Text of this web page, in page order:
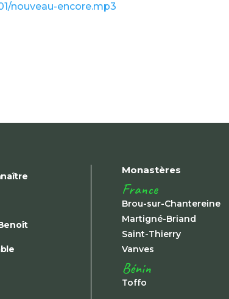
nouveau-encore.mp3
Monastères
France
Brou-sur-Chantereine
Martigné-Briand
Saint-Thierry
Vanves
Bénin
Toffo